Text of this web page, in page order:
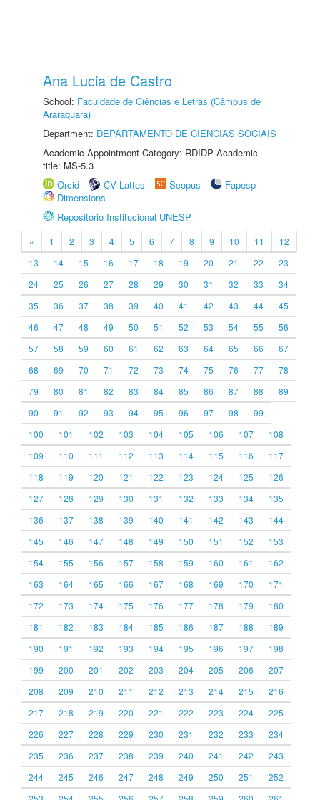
Ana Lucia de Castro
School: Faculdade de Ciências e Letras (Câmpus de
Araraquara)
Department: DEPARTAMENTO DE CIÊNCIAS SOCIAIS
Academic Appointment Category: RDIDP Academic
title: MS-5.3
Orcid
CV Lattes Scopus
Fapesp
Dimensions
Repositório Institucional UNESP
« 1 2 3 4 5 6 7 8 9 10 11
12
13
14 15 16 17 18 19 20 21 22
23
24
25 26 27 28 29 30 31 32 33
34
35
36 37 38 39 40 41 42 43 44
45
46
47 48 49 50 51 52 53 54 55
56
57
58 59 60 61 62 63 64 65 66
67
68
69 70 71 72 73 74 75 76 77
78
79
80 81 82 83 84 85 86 87 88
89
90
91 92 93 94 95 96 97 98
99
100
101 102 103 104 105 106 107
108
109
110 111 112 113 114 115 116
117
118
119 120 121 122 123 124 125
126
127
128 129 130 131 132 133 134
135
136
137 138 139 140 141 142 143
144
145
146 147 148 149 150 151 152
153
154
155 156 157 158 159 160 161
162
163
164 165 166 167 168 169 170
171
172
173 174 175 176 177 178 179
180
181
182 183 184 185 186 187 188
189
190
191 192 193 194 195 196 197
198
199
200 201 202 203 204 205 206
207
208
209 210 211 212 213 214 215
216
217
218 219 220 221 222 223 224
225
226
227 228 229 230 231 232 233
234
235
236 237 238 239 240 241 242
243
244
245 246 247 248 249 250 251
252